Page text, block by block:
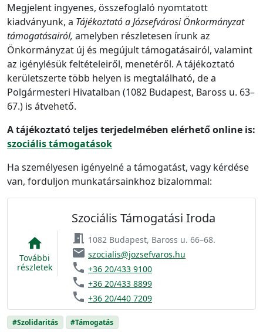
Megjelent ingyenes, összefoglaló nyomtatott
kiadványunk, a Tájékoztató a Józsefvárosi Önkormányzat
támogatásairól, amelyben részletesen írunk az
Önkormányzat új és megújult támogatásairól, valamint
az igénylésük feltételeiről, menetéről. A tájékoztató
kerületszerte több helyen is megtalálható, de a
Polgármesteri Hivatalban (1082 Budapest, Baross u. 63–
67.) is átvehető.
A tájékoztató teljes terjedelmében elérhető online is:
szociális támogatások
Ha személyesen igényelné a támogatást, vagy kérdése
van, forduljon munkatársainkhoz bizalommal:
home
További
részletek
Szociális Támogatási Iroda
meeting_room 1082 Budapest, Baross u. 66–68.
email szocialis@jozsefvaros.hu
phone +36 20/433 9100
phone +36 20/433 8899
phone +36 20/440 7209
#Szolidaritás #Támogatás